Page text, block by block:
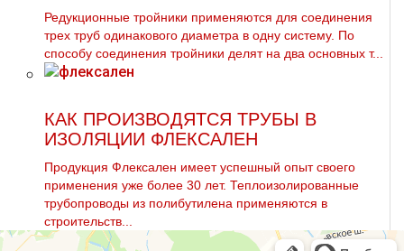
Редукционные тройники применяются для соединения
трех тpуб одинакового диаметра в одну систему. По
способу соединения тройники делят на два основных т...
КАК ПРОИЗВОДЯТСЯ ТРУБЫ В
ИЗОЛЯЦИИ ФЛЕКСАЛЕН
Продукция Флексален имеет успешный опыт своего
применения уже более 30 лет. Теплоизолированные
трубопроводы из полибутилена применяются в
строительств...